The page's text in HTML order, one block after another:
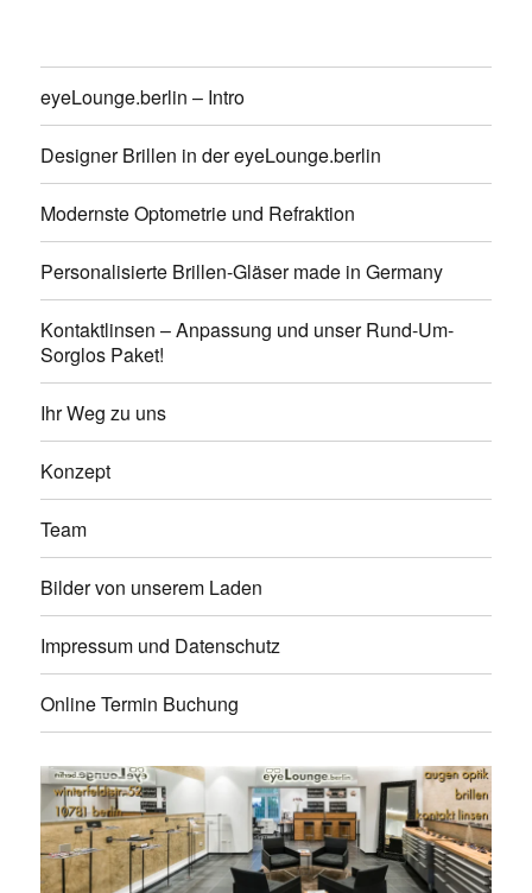
eyeLounge.berlin
eyeLounge.berlin – Intro
Designer Brillen in der eyeLounge.berlin
Modernste Optometrie und Refraktion
Personalisierte Brillen-Gläser made in Germany
Kontaktlinsen – Anpassung und unser Rund-Um-
Sorglos Paket!
Ihr Weg zu uns
Konzept
Team
Bilder von unserem Laden
Impressum und Datenschutz
Online Termin Buchung